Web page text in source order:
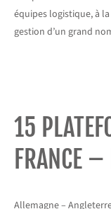
équipes logistique, à
gestion d’un grand
15
FRANCE –
Allemagne –